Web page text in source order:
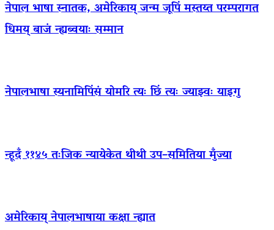
नेपाल भाषा स्नातक, अमेरिकाय् जन्म जूपिं मस्तय्त परम्परागत
धिमय् बाजं न्ह्यब्वयाः सम्मान
नेपालभाषा स्यनामिपिंसं योमरि त्यः छिं त्यः ज्याझ्वः याइगु
न्हूदँ ११४५ तःजिक न्यायेकेत थीथी उप–समितिया मुँज्या
अमेरिकाय् नेपालभाषाया कक्षा न्ह्यात